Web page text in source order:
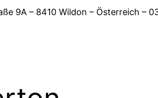
9A – 8410 Wildon – Österreich –